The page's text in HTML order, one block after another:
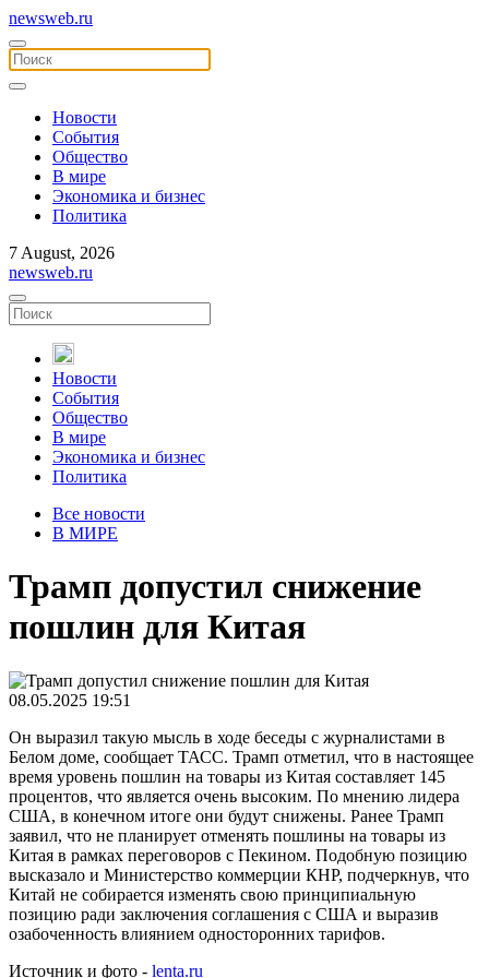
newsweb.ru
Новости
События
Общество
В мире
Экономика и бизнес
Политика
7 August, 2026
newsweb.ru
Новости
События
Общество
В мире
Экономика и бизнес
Политика
Все новости
В МИРЕ
Трамп допустил снижение
пошлин для Китая
08.05.2025 19:51
Он выразил такую мысль в ходе беседы с журналистами в
Белом доме, сообщает ТАСС. Трамп отметил, что в настоящее
время уровень пошлин на товары из Китая составляет 145
процентов, что является очень высоким. По мнению лидера
США, в конечном итоге они будут снижены. Ранее Трамп
заявил, что не планирует отменять пошлины на товары из
Китая в рамках переговоров с Пекином. Подобную позицию
высказало и Министерство коммерции КНР, подчеркнув, что
Китай не собирается изменять свою принципиальную
позицию ради заключения соглашения с США и выразив
озабоченность влиянием односторонних тарифов.
Источник и фото - lenta.ru